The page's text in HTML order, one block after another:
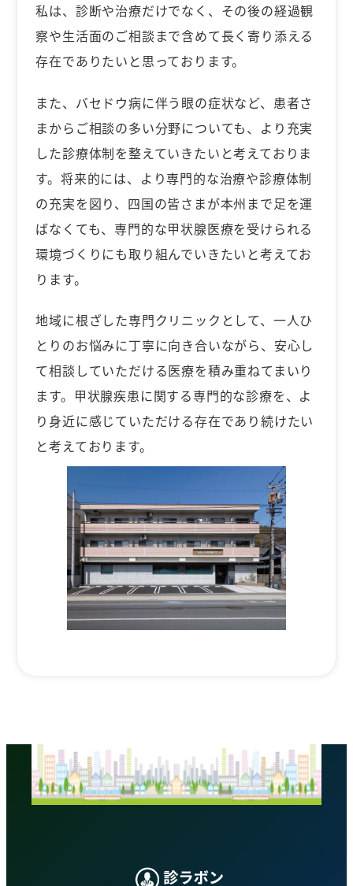
私は、診断や治療だけでなく、その後の経過観
察や生活面のご相談まで含めて長く寄り添える
存在でありたいと思っております。
また、バセドウ病に伴う眼の症状など、患者さ
まからご相談の多い分野についても、より充実
した診療体制を整えていきたいと考えておりま
す。将来的には、より専門的な治療や診療体制
の充実を図り、四国の皆さまが本州まで足を運
ばなくても、専門的な甲状腺医療を受けられる
環境づくりにも取り組んでいきたいと考えてお
ります。
地域に根ざした専門クリニックとして、一人ひ
とりのお悩みに丁寧に向き合いながら、安心し
て相談していただける医療を積み重ねてまいり
ます。甲状腺疾患に関する専門的な診療を、よ
り身近に感じていただける存在であり続けたい
と考えております。